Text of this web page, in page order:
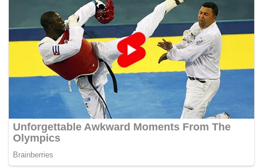
Tags: Hilmi Yahaya pesakit